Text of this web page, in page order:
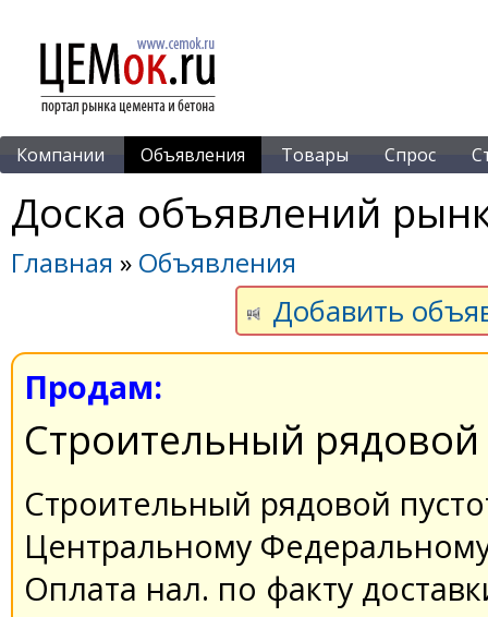
Компании Объявления Товары Спрос
Доска объявлений
Главная » Объявления
Добавить
Продам:
Строительный
Строительный рядовой
Центральному
Оплата нал. по факту